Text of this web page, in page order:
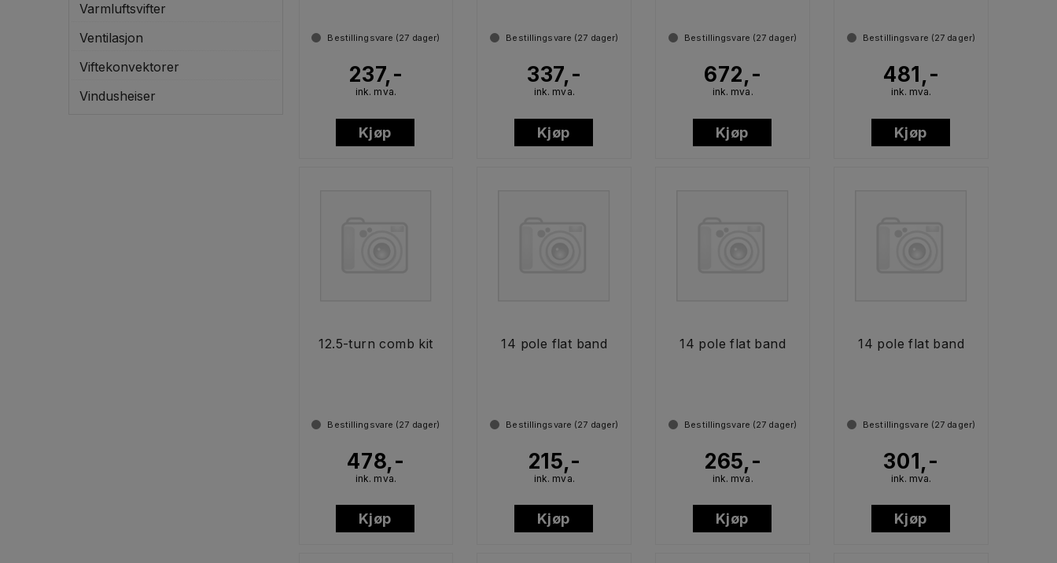
Varmluftsvifter
Ventilasjon
Viftekonvektorer
Vindusheiser
Bestillingsvare (27 dager)
237,-
ink. mva.
Kjøp
Bestillingsvare (27 dager)
337,-
ink. mva.
Kjøp
Bestillingsvare (27 dager)
672,-
ink. mva.
Kjøp
Bestillingsvare (27 dager)
481,-
ink. mva.
Kjøp
12.5-turn comb kit
Bestillingsvare (27 dager)
478,-
ink. mva.
Kjøp
14 pole flat band
Bestillingsvare (27 dager)
215,-
ink. mva.
Kjøp
14 pole flat band
Bestillingsvare (27 dager)
265,-
ink. mva.
Kjøp
14 pole flat band
Bestillingsvare (27 dager)
301,-
ink. mva.
Kjøp